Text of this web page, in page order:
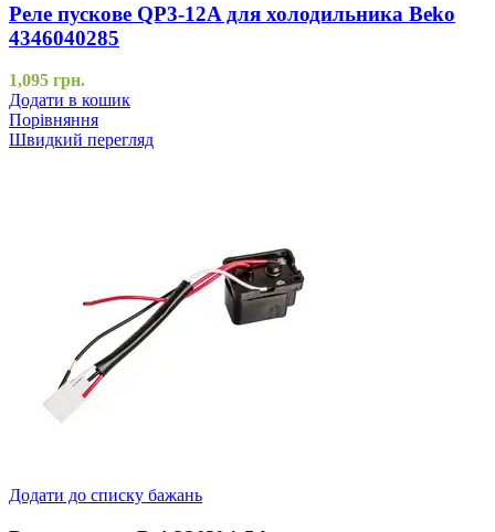
Реле пускове QP3-12A для холодильника Beko
4346040285
1,095 грн.
Додати в кошик
Порівняння
Швидкий перегляд
Додати до списку бажань